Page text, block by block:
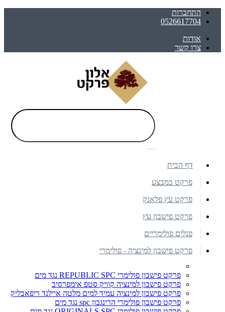
התחברות
0526617704
אודות
צרו קשר
דף הבית
פרקט במבצע
פרקט עץ פלאנק
פרקט פישבון עץ
פנלים פולימריים
פרקט פישבון למינציה - פולימרי
פרקט פישבון פולימרי REPUBLIC SPC נגד מים
פרקט פישבון למינציה קוויק סטפ אימפרסיב
פרקט פישבון למינציה עמיד למים מלטה איילנד ריפאבליק
פרקט פישבון פולימרי הרינגבון spc נגד מים